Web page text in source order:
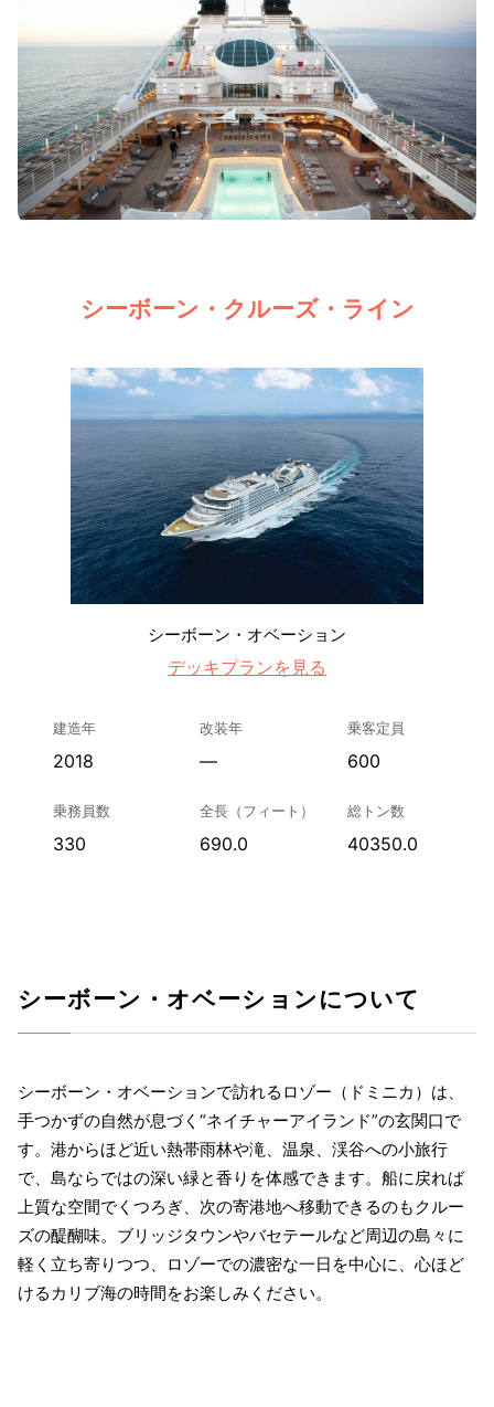
シーボーン・クルーズ・ライン
シーボーン・オベーション
デッキプランを見る
建造年
2018
改装年
—
乗客定員
600
乗務員数
330
全長（フィート）
690.0
総トン数
40350.0
シーボーン・オベーションについて
シーボーン・オベーションで訪れるロゾー（ドミニカ）は、
手つかずの自然が息づく“ネイチャーアイランド”の玄関口で
す。港からほど近い熱帯雨林や滝、温泉、渓谷への小旅行
で、島ならではの深い緑と香りを体感できます。船に戻れば
上質な空間でくつろぎ、次の寄港地へ移動できるのもクルー
ズの醍醐味。ブリッジタウンやバセテールなど周辺の島々に
軽く立ち寄りつつ、ロゾーでの濃密な一日を中心に、心ほど
けるカリブ海の時間をお楽しみください。